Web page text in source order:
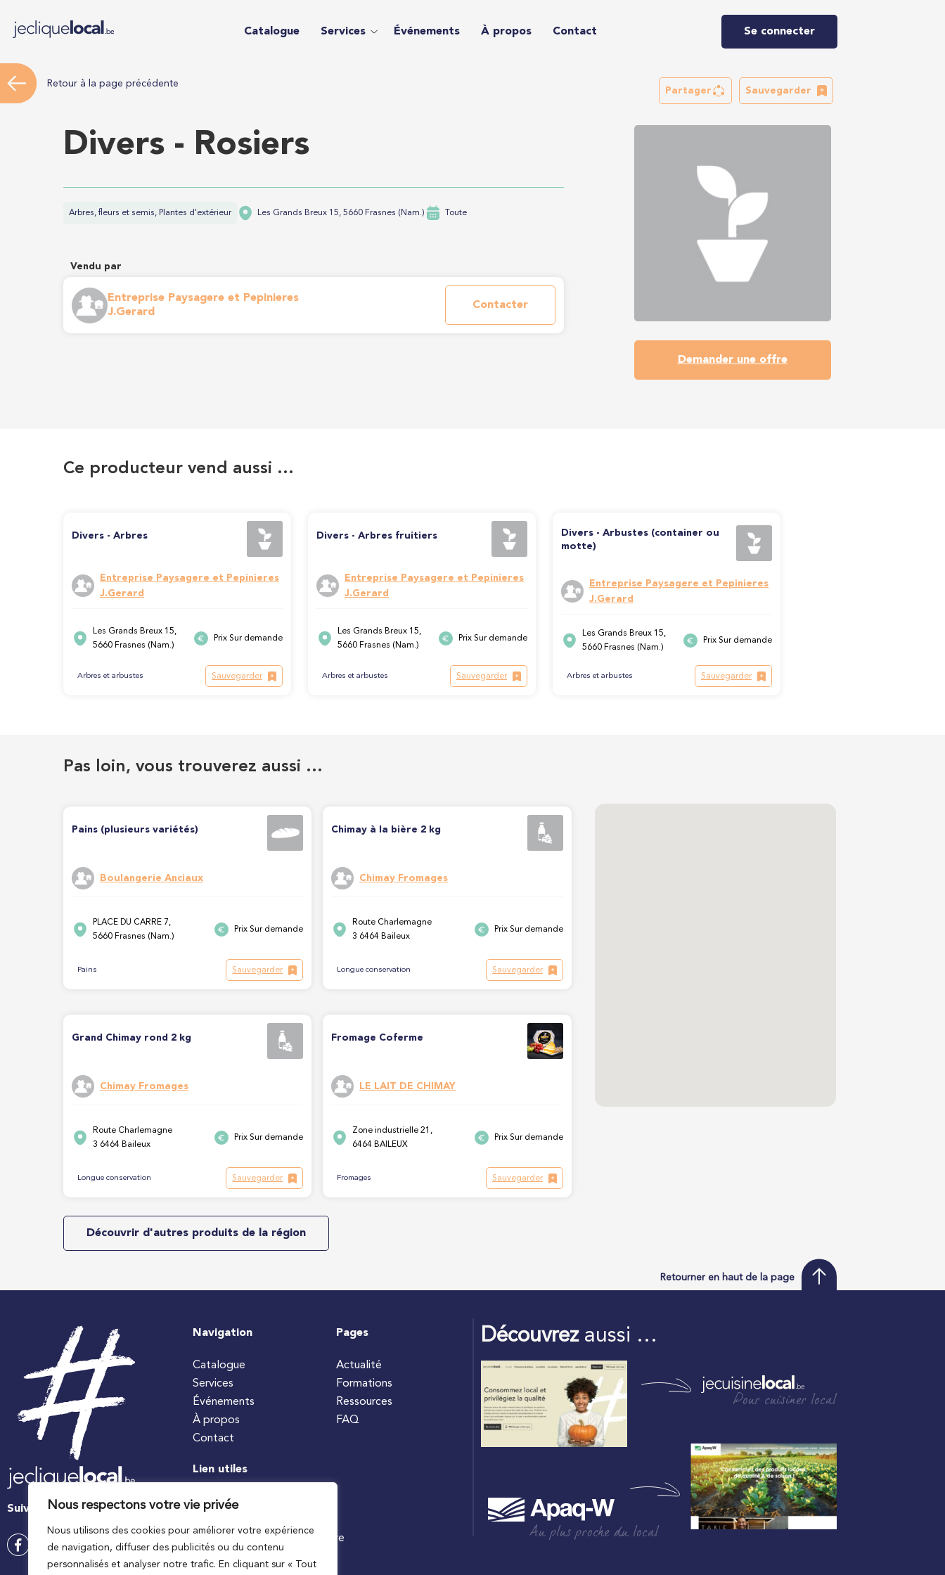
Nous respectons votre vie privée
Nous utilisons des cookies pour améliorer votre expérience
de navigation, diffuser des publicités ou du contenu
personnalisés et analyser notre trafic. En cliquant sur « Tout
Catalogue Services Événements À propos Contact Se connecter
Retour à la page précédente
Partager Sauvegarder
Divers - Rosiers
Arbres, fleurs et semis, Plantes d'extérieur Les Grands Breux 15, 5660 Frasnes (Nam.) Toute
Vendu par
Entreprise Paysagere et Pepinieres
J.Gerard
Contacter
Demander une offre
Ce producteur vend aussi …
Divers - Arbres
Entreprise Paysagere et Pepinieres
J.Gerard
Les Grands Breux 15,
5660 Frasnes (Nam.)
Prix Sur demande
Arbres et arbustes Sauvegarder
Divers - Arbres fruitiers
Entreprise Paysagere et Pepinieres
J.Gerard
Les Grands Breux 15,
5660 Frasnes (Nam.)
Prix Sur demande
Arbres et arbustes Sauvegarder
Divers - Arbustes (container ou
motte)
Entreprise Paysagere et Pepinieres
J.Gerard
Les Grands Breux 15,
5660 Frasnes (Nam.)
Prix Sur demande
Arbres et arbustes Sauvegarder
Pas loin, vous trouverez aussi …
Pains (plusieurs variétés)
Boulangerie Anciaux
PLACE DU CARRE 7,
5660 Frasnes (Nam.)
Prix Sur demande
Pains Sauvegarder
Chimay à la bière 2 kg
Chimay Fromages
Route Charlemagne
3 6464 Baileux
Prix Sur demande
Longue conservation Sauvegarder
Grand Chimay rond 2 kg
Chimay Fromages
Route Charlemagne
3 6464 Baileux
Prix Sur demande
Longue conservation Sauvegarder
Fromage Coferme
LE LAIT DE CHIMAY
Zone industrielle 21,
6464 BAILEUX
Prix Sur demande
Fromages Sauvegarder
Découvrir d'autres produits de la région
Retourner en haut de la page
Suivez-nous
Navigation
Catalogue
Services
Événements
À propos
Contact
Pages
Actualité
Formations
Ressources
FAQ
Lien utiles
#jecuisinelocal
Ministre wallon de l’agriculture
Découvrezaussi …
Pour cuisiner local
Au plus proche du local